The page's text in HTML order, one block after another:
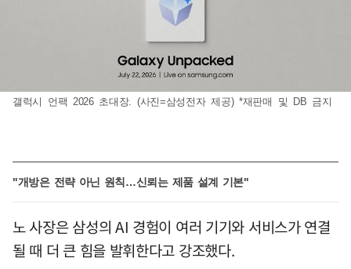
갤럭시 언팩 2026 초대장. (사진=삼성전자 제공) *재판매 및 DB 금지
"개방은 전략 아닌 원칙…신뢰는 제품 설계 기본"
노 사장은 삼성의 AI 경험이 여러 기기와 서비스가 연결
될 때 더 큰 힘을 발휘한다고 강조했다.